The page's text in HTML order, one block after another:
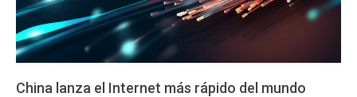
China lanza el Internet más rápido del mundo